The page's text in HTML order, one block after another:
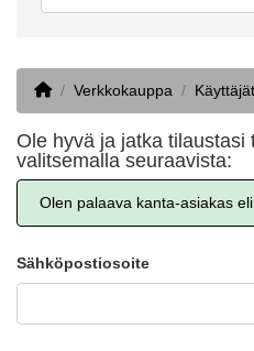
HomeVerkkokauppa
Ole hyvä ja jatka tilaustasi
valitsemalla seuraavista:
Olen palaava kanta-asiakas
Sähköpostiosoite